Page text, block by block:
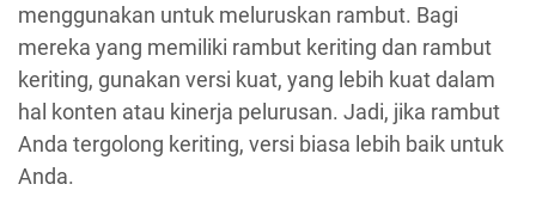
menggunakan untuk meluruskan rambut. Bagi
mereka yang memiliki rambut keriting dan rambut
keriting, gunakan versi kuat, yang lebih kuat dalam
hal konten atau kinerja pelurusan. Jadi, jika rambut
Anda tergolong keriting, versi biasa lebih baik untuk
Anda.